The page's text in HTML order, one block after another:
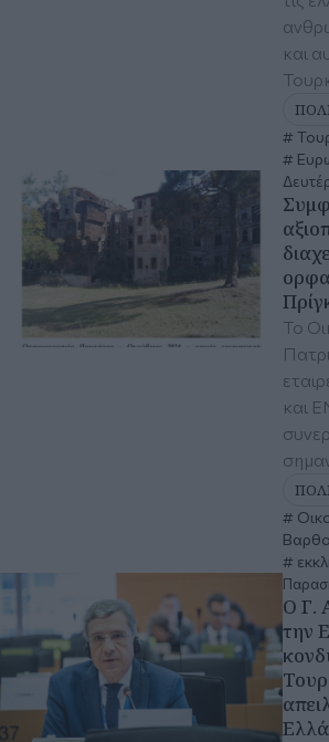
και
Το
και
Ο Γ.
την